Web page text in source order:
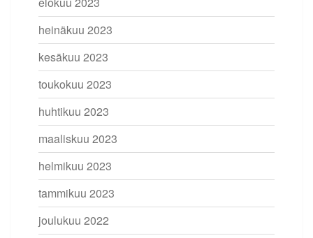
heinäkuu 2023
kesäkuu 2023
toukokuu 2023
huhtikuu 2023
maaliskuu 2023
helmikuu 2023
tammikuu 2023
joulukuu 2022